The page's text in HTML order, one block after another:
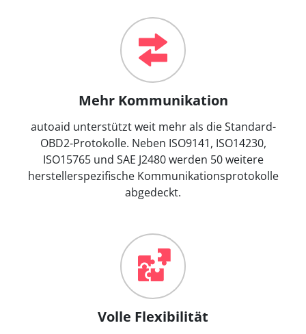
Mehr Kommunikation
autoaid unterstützt weit mehr als die Standard-
OBD2-Protokolle. Neben ISO9141, ISO14230,
ISO15765 und SAE J2480 werden 50 weitere
herstellerspezifische Kommunikationsprotokolle
abgedeckt.
Volle Flexibilität